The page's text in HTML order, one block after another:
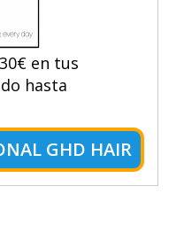
en tus
hasta
GHD HAIR